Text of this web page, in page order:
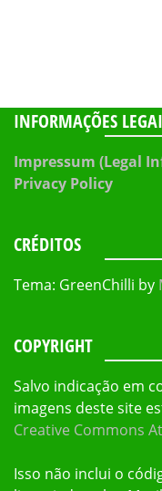
INFORMAÇÕES
Impressum (Legal
Privacy Policy
CRÉDITOS
Tema: GreenChilli by
COPYRIGHT
Salvo indicação em
imagens deste site
Creative Commons
Isso não inclui o